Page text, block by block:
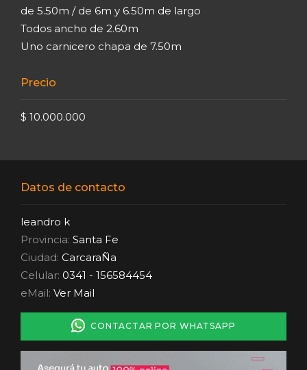
de 5.50m / de 6m y 6.50m de largo
Todos ancho de 2.60m
Uno carnicero chapa de 7.50m
Precio
$ 10.000.000
Datos de contacto
leandro k
Provincia: Santa Fe
Ciudad: CarcaraÑa
Celular: 0341 - 156584454
eMail: Ver Mail
CONTACTAR POR WHATSAPP